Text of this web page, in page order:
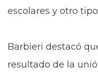
escolares y otro
Barbieri destacó
resultado de la